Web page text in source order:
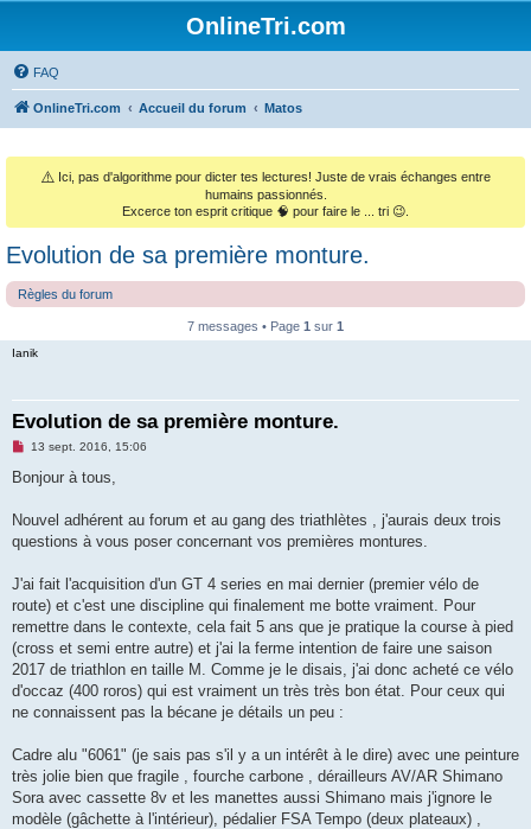
OnlineTri.com
FAQ
OnlineTri.com Accueil du forum Matos
⚠️ Ici, pas d'algorithme pour dicter tes lectures! Juste de vrais échanges entre
humains passionnés.
Excerce ton esprit critique 🧠 pour faire le ... tri 😉.
Evolution de sa première monture.
Règles du forum
7 messages • Page 1 sur 1
Ianik
Evolution de sa première monture.
M
s
g
n
l
u
13 sept. 2016, 15:06
Bonjour à tous,
Nouvel adhérent au forum et au gang des triathlètes , j'aurais deux trois
questions à vous poser concernant vos premières montures.
J'ai fait l'acquisition d'un GT 4 series en mai dernier (premier vélo de
route) et c'est une discipline qui finalement me botte vraiment. Pour
remettre dans le contexte, cela fait 5 ans que je pratique la course à pied
(cross et semi entre autre) et j'ai la ferme intention de faire une saison
2017 de triathlon en taille M. Comme je le disais, j'ai donc acheté ce vélo
d'occaz (400 roros) qui est vraiment un très très bon état. Pour ceux qui
ne connaissent pas la bécane je détails un peu :
Cadre alu "6061" (je sais pas s'il y a un intérêt à le dire) avec une peinture
très jolie bien que fragile , fourche carbone , dérailleurs AV/AR Shimano
Sora avec cassette 8v et les manettes aussi Shimano mais j'ignore le
modèle (gâchette à l'intérieur), pédalier FSA Tempo (deux plateaux) ,